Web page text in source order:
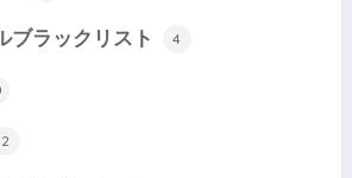
ブラックリスト 4
2